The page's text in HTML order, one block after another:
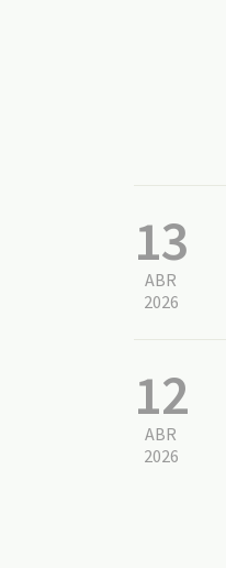
13
ABR
2026
12
ABR
2026